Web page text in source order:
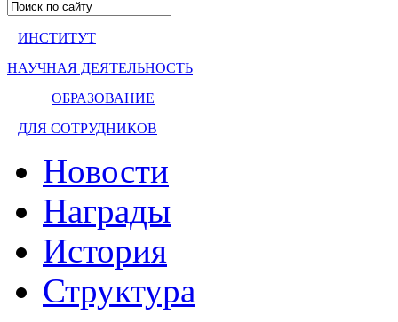
ИНСТИТУТ
НАУЧНАЯ ДЕЯТЕЛЬНОСТЬ
ОБРАЗОВАНИЕ
ДЛЯ СОТРУДНИКОВ
Новости
Награды
История
Структура